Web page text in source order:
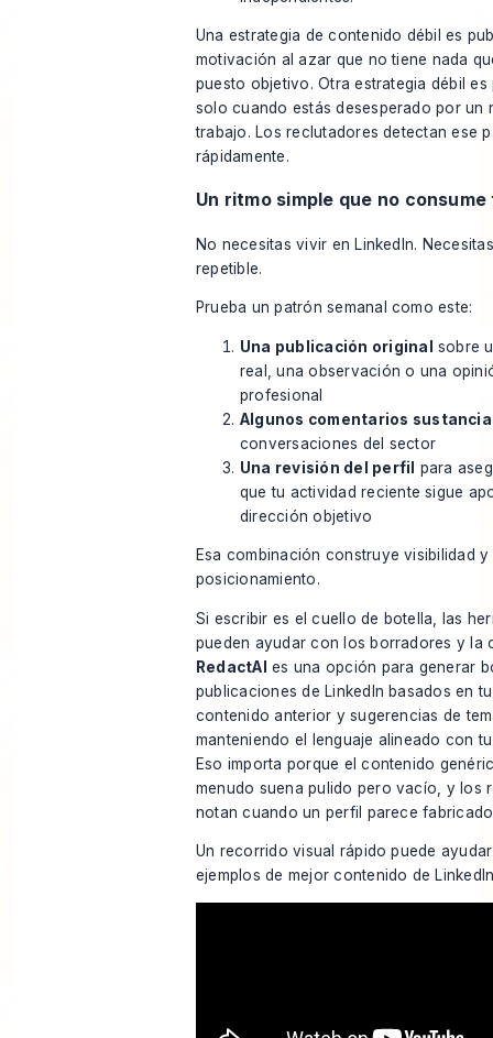
Una estrategia de contenido débil es
motivación al azar que no tiene nada
puesto objetivo. Otra estrategia débil es
solo cuando estás desesperado por un
trabajo. Los reclutadores detectan ese
rápidamente.
Un ritmo simple que no consume
No necesitas vivir en LinkedIn.
repetible.
Prueba un patrón semanal como este:
Una publicación original
sobre
real, una observación o una
profesional
Algunos comentarios
conversaciones del sector
Una revisión del perfil
para
que tu actividad reciente sigue
dirección objetivo
Esa combinación construye visibilidad
posicionamiento.
Si escribir es el cuello de botella, las
pueden ayudar con los borradores y la
RedactAI es una opción para generar
publicaciones de LinkedIn basados en
contenido anterior y sugerencias de
manteniendo el lenguaje alineado con
Eso importa porque el contenido
menudo suena pulido pero vacío, y los
notan cuando un perfil parece
Un recorrido visual rápido puede
ejemplos de mejor contenido de